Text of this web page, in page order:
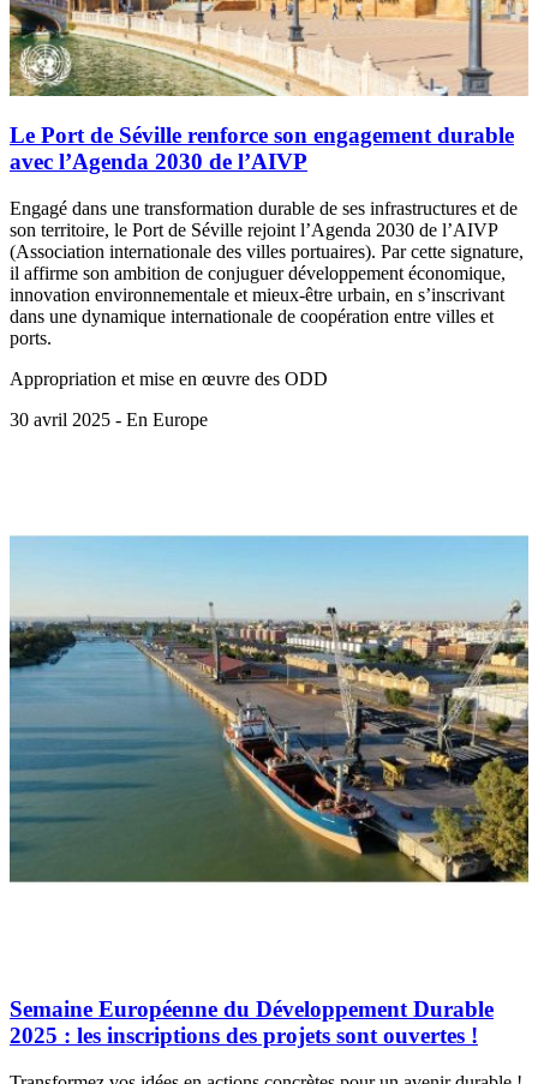
Le Port de Séville renforce son engagement durable
avec l’Agenda 2030 de l’AIVP
Engagé dans une transformation durable de ses infrastructures et de
son territoire, le Port de Séville rejoint l’Agenda 2030 de l’AIVP
(Association internationale des villes portuaires). Par cette signature,
il affirme son ambition de conjuguer développement économique,
innovation environnementale et mieux-être urbain, en s’inscrivant
dans une dynamique internationale de coopération entre villes et
ports.
Appropriation et mise en œuvre des ODD
30 avril 2025 - En Europe
Semaine Européenne du Développement Durable
2025 : les inscriptions des projets sont ouvertes !